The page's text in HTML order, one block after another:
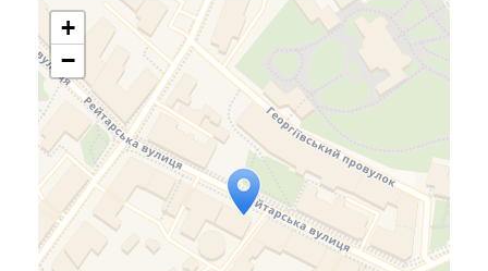
Travelers' Map is loading...
If you see this after your
page is loaded completely,
leafletJS files are missing.
+
−